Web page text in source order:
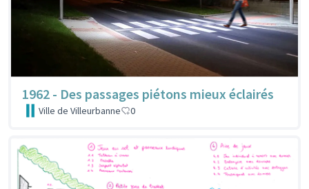
1962 - Des passages piétons mieux éclairés
Ville de Villeurbanne 0